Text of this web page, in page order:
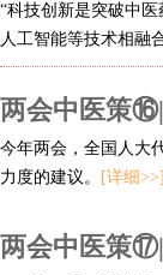
“科技创新是突破中
人工智能等技术相融
两会中医策
今年两会，全国人大
力度的建议。
[详细>>]
两会中医策